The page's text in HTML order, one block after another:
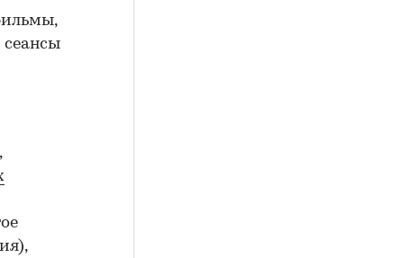
сеансы